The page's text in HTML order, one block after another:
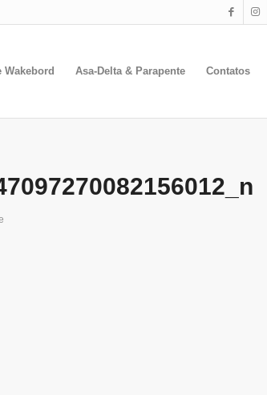
Wakebord Asa-Delta & Parapente Contatos